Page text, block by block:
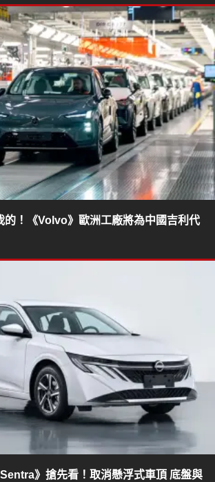
的！《Volvo》歐洲工廠將為中國吉利代
》搶先看！取消懸浮式車頂 底盤與